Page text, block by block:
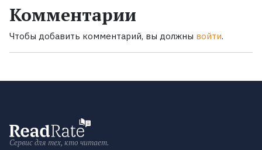
Комментарии
Чтобы добавить комментарий, вы должны войти.
Сервис для тех, кто читает.